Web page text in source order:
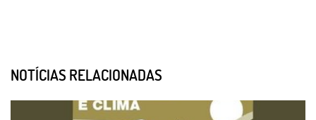
NOTÍCIAS RELACIONADAS